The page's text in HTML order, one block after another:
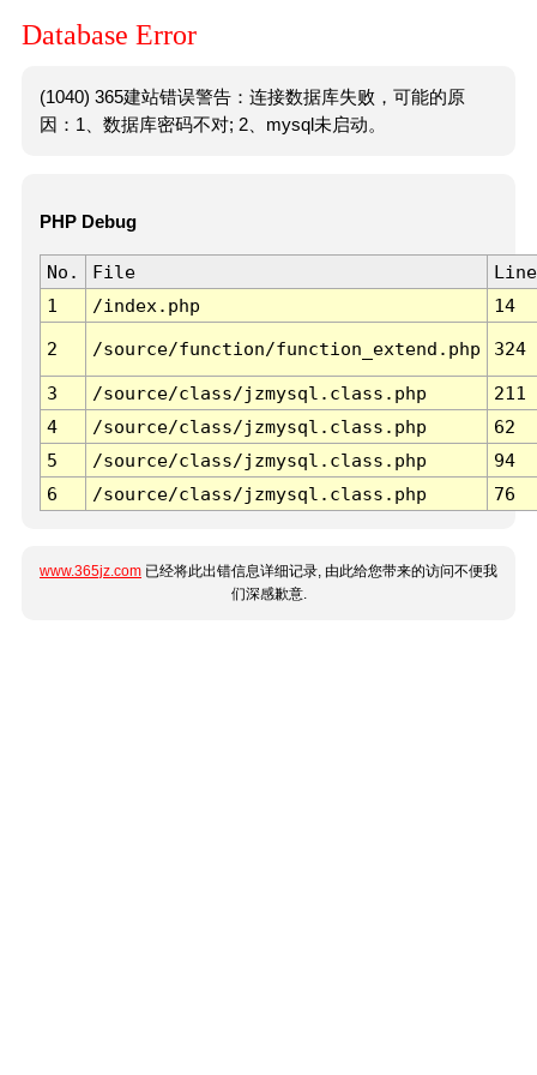
Database Error
(1040) 365建站错误警告：连接数据库失败，可能的原
因：1、数据库密码不对; 2、mysql未启动。
PHP Debug
No. File
Line
1
/index.php 14
2 /source/function/function_extend.php 324
3 /source/class/jzmysql.class.php
211
4
/source/class/jzmysql.class.php
62
5
/source/class/jzmysql.class.php
94
6
/source/class/jzmysql.class.php 76
www.365jz.com 已经将此出错信息详细记录, 由此给您带来的访问不便我
们深感歉意.